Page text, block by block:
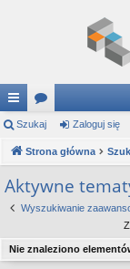
ię
ce
j
…
or
a
Szukaj Zaloguj się
Strona główna
Aktywne
Wyszukiwanie
Nie znaleziono